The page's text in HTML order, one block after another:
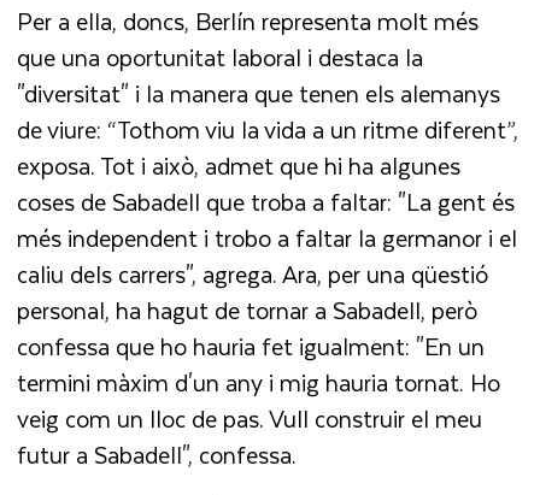
Per a ella, doncs, Berlín representa molt més
que una oportunitat laboral i destaca la
"diversitat" i la manera que tenen els alemanys
de viure: “Tothom viu la vida a un ritme diferent”,
exposa. Tot i això, admet que hi ha algunes
coses de Sabadell que troba a faltar: "La gent és
més independent i trobo a faltar la germanor i el
caliu dels carrers", agrega. Ara, per una qüestió
personal, ha hagut de tornar a Sabadell, però
confessa que ho hauria fet igualment: "En un
termini màxim d'un any i mig hauria tornat. Ho
veig com un lloc de pas. Vull construir el meu
futur a Sabadell", confessa.